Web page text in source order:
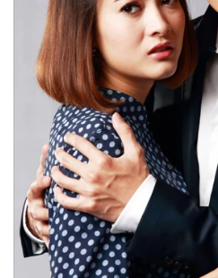
กีฬา
ต่างประเทศ
Special Scoop
เศรษฐกิจ-ธุรกิจ
ชุมชน-คุณภาพชีวิต
อาชญากรรม
Motoring
• เกม
วิทยาศาสตร์